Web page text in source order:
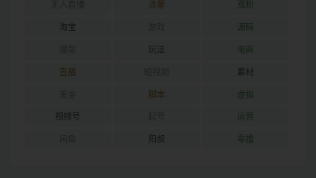
流量 涨粉
淘宝 源码
玩法 电商
直播 素材
脚本 虚拟
视频号 运营
阳叔 零撸